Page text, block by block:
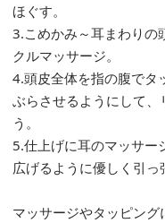
ほぐす。
3.こめかみ～耳まわりの
クルマッサージ。
4.頭皮全体を指の腹でタ
ぶらさせるようにして、
う。
5.仕上げに耳のマッサー
広げるように優しく引っ
マッサージやタッピン